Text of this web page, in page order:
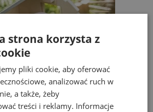
strona korzysta z
pliki cookie, aby oferować
analizować ruch w
a także, żeby
treści i reklamy. Informacje